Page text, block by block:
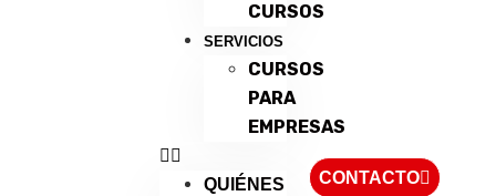
CURSOS
SERVICIOS
CURSOS
PARA
EMPRESAS
QUIÉNES
CONTACTO